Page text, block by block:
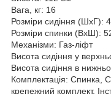
Вага, кг: 16
Розміри сидіння (ШхГ):
Розміри спинки (ВхШ):
Механізми: Газ-ліфт
Висота сидіння у
Висота сидіння в
Комплектація: Спинка,
крепежний комплект,